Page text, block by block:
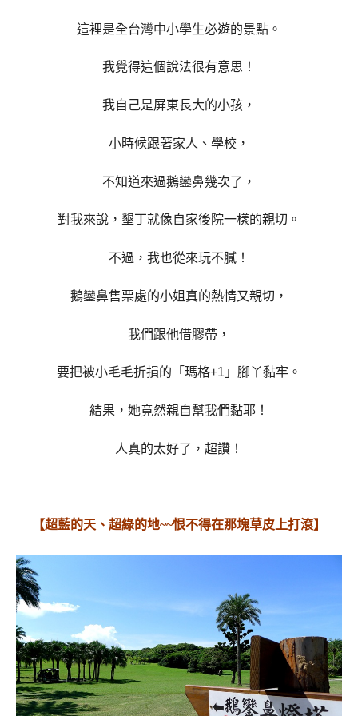
這裡是全台灣中小學生必遊的景點。
我覺得這個說法很有意思！
我自己是屏東長大的小孩，
小時候跟著家人、學校，
不知道來過鵝鑾鼻幾次了，
對我來說，墾丁就像自家後院一樣的親切。
不過，我也從來玩不膩！
鵝鑾鼻售票處的小姐真的熱情又親切，
我們跟他借膠帶，
要把被小毛毛折損的「瑪格+1」腳丫黏牢。
結果，她竟然親自幫我們黏耶！
人真的太好了，超讚！
【超藍的天、超綠的地~~恨不得在那塊草皮上打滾】